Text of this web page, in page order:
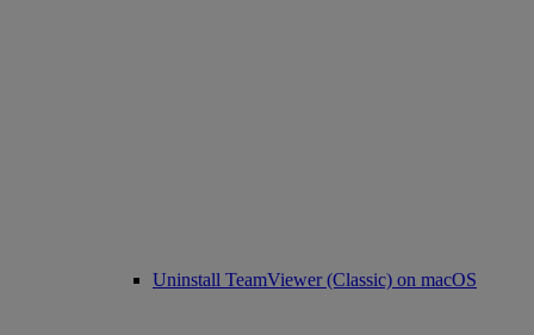
Uninstall TeamViewer (Classic) on macOS